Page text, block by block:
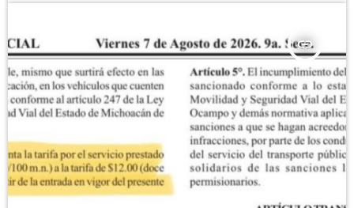
insert_link